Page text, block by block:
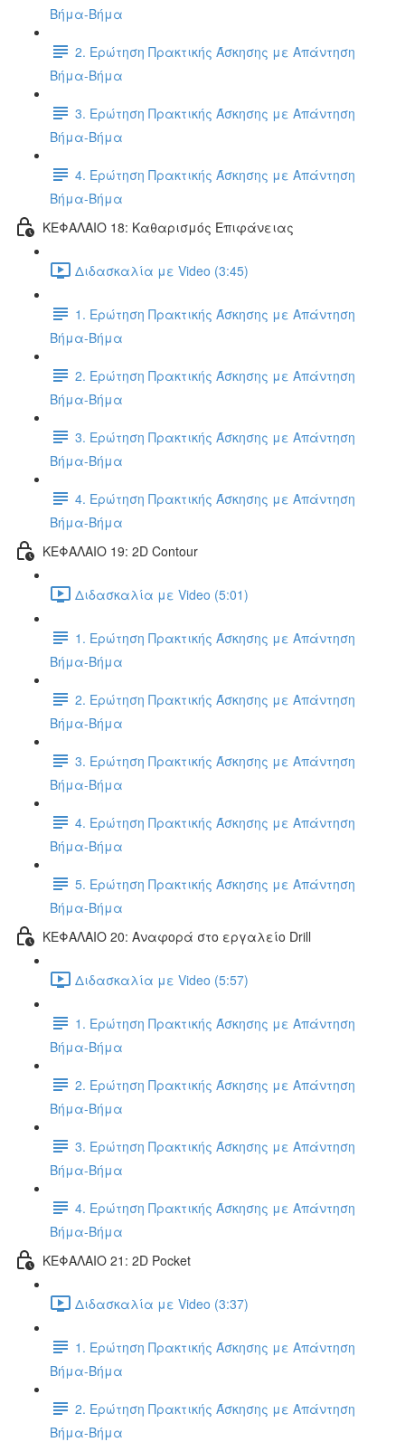
Βήμα-Βήμα
2. Ερώτηση Πρακτικής Άσκησης με Απάντηση
Βήμα-Βήμα
3. Ερώτηση Πρακτικής Άσκησης με Απάντηση
Βήμα-Βήμα
4. Ερώτηση Πρακτικής Άσκησης με Απάντηση
Βήμα-Βήμα
ΚΕΦΑΛΑΙΟ 18: Καθαρισμός Επιφάνειας
Διδασκαλία με Video (3:45)
1. Ερώτηση Πρακτικής Άσκησης με Απάντηση
Βήμα-Βήμα
2. Ερώτηση Πρακτικής Άσκησης με Απάντηση
Βήμα-Βήμα
3. Ερώτηση Πρακτικής Άσκησης με Απάντηση
Βήμα-Βήμα
4. Ερώτηση Πρακτικής Άσκησης με Απάντηση
Βήμα-Βήμα
ΚΕΦΑΛΑΙΟ 19: 2D Contour
Διδασκαλία με Video (5:01)
1. Ερώτηση Πρακτικής Άσκησης με Απάντηση
Βήμα-Βήμα
2. Ερώτηση Πρακτικής Άσκησης με Απάντηση
Βήμα-Βήμα
3. Ερώτηση Πρακτικής Άσκησης με Απάντηση
Βήμα-Βήμα
4. Ερώτηση Πρακτικής Άσκησης με Απάντηση
Βήμα-Βήμα
5. Ερώτηση Πρακτικής Άσκησης με Απάντηση
Βήμα-Βήμα
ΚΕΦΑΛΑΙΟ 20: Αναφορά στο εργαλείο Drill
Διδασκαλία με Video (5:57)
1. Ερώτηση Πρακτικής Άσκησης με Απάντηση
Βήμα-Βήμα
2. Ερώτηση Πρακτικής Άσκησης με Απάντηση
Βήμα-Βήμα
3. Ερώτηση Πρακτικής Άσκησης με Απάντηση
Βήμα-Βήμα
4. Ερώτηση Πρακτικής Άσκησης με Απάντηση
Βήμα-Βήμα
ΚΕΦΑΛΑΙΟ 21: 2D Pocket
Διδασκαλία με Video (3:37)
1. Ερώτηση Πρακτικής Άσκησης με Απάντηση
Βήμα-Βήμα
2. Ερώτηση Πρακτικής Άσκησης με Απάντηση
Βήμα-Βήμα